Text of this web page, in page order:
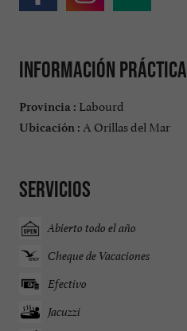
Información práctica
Provincia : Labourd
Ubicación : A Orillas del Mar
Servicios
Abierto todo el año
Cheque de Vacaciones
Efectivo
Jacuzzi